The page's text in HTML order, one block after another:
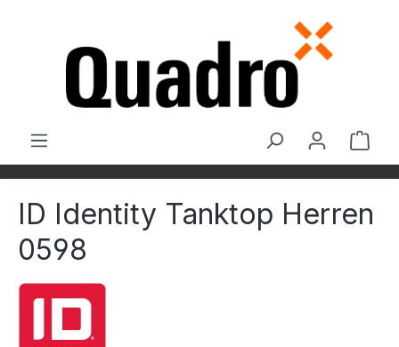
ID Identity Tanktop Herren
0598